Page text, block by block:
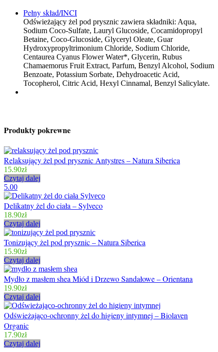
Pełny skład/INCI
Odświeżający żel pod prysznic zawiera składniki: Aqua,
Sodium Coco-Sulfate, Lauryl Glucoside, Cocamidopropyl
Betaine, Coco-Glucoside, Glyceryl Oleate, Guar
Hydroxypropyltrimonium Chloride, Sodium Chloride,
Centaurea Cyanus Flower Water*, Glycerin, Rubus
Chamaemorus Fruit Extract, Parfum, Benzyl Alcohol, Sodium
Benzoate, Potassium Sorbate, Dehydroacetic Acid,
Tocopherol, Citric Acid, Hexyl Cinnamal, Benzyl Salicylate.
Produkty pokrewne
Relaksujący żel pod prysznic Antystres – Natura Siberica
15.90zł
Czytaj dalej
5.00
Delikatny żel do ciała – Sylveco
18.90zł
Czytaj dalej
Tonizujący żel pod prysznic – Natura Siberica
15.90zł
Czytaj dalej
Mydło z masłem shea Miód i Drzewo Sandałowe – Orientana
19.90zł
Czytaj dalej
Odświeżająco-ochronny żel do higieny intymnej – Biolaven
Organic
17.90zł
Czytaj dalej